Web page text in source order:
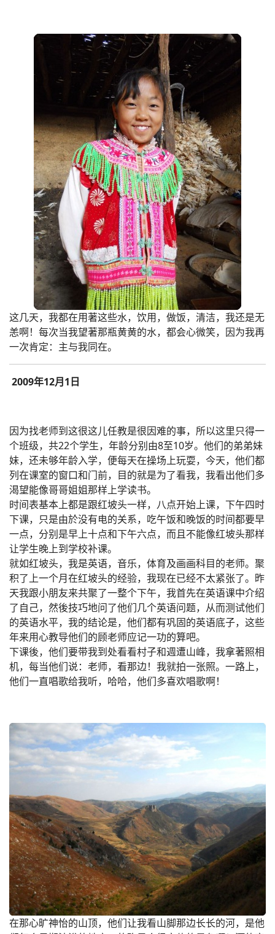
这几天，我都在用著这些水，饮用，做饭，清洁，我还是无
恙啊！每次当我望著那瓶黄黄的水，都会心微笑，因为我再
一次肯定：主与我同在。
2009年12月1日
因为找老师到这很这儿任教是很因难的事，所以这里只得一
个班级，共22个学生，年龄分别由8至10岁。他们的弟弟妹
妹，还未够年龄入学，便每天在操场上玩耍，今天，他们都
列在课室的窗口和门前，目的就是为了看我，我看出他们多
渴望能像哥哥姐姐那样上学读书。
时间表基本上都是跟红坡头一样，八点开始上课，下午四时
下课，只是由於没有电的关系，吃午饭和晚饭的时间都要早
一点，分别是早上十点和下午六点，而且不能像红坡头那样
让学生晚上到学校补课。
就如红坡头，我是英语，音乐，体育及画画科目的老师。聚
积了上一个月在红坡头的经验，我现在已经不太紧张了。昨
天我跟小朋友来共聚了一整个下午，我首先在英语课中介绍
了自己，然後技巧地问了他们几个英语问题，从而测试他们
的英语水平，我的结论是，他们都有巩固的英语底子，这些
年来用心教导他们的顾老师应记一功的算吧。
下课後，他们要带我到处看看村子和週遭山峰，我拿著照相
机，每当他们说：老师，看那边！我就拍一张照。一路上，
他们一直唱歌给我听，哈哈，他们多喜欢唱歌啊！
在那心旷神怡的山顶，他们让我看山脚那边长长的河，是他